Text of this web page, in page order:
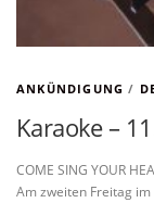
ANKÜNDIGUNG /
Karaoke –
COME SING YOUR
Am zweiten Freitag